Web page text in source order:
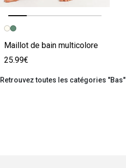
Image précédente
Image suivante
Maillot de bain multicolore
25.99€
Retrouvez toutes les catégories "Bas"